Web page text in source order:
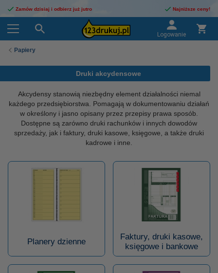
Zamów dzisiaj i odbierz już jutro Najniższe ceny!
Logowanie
Papiery
Druki akcydensowe
Akcydensy stanowią niezbędny element działalności niemal
każdego przedsiębiorstwa. Pomagają w dokumentowaniu działań
w określony i jasno opisany przez przepisy prawa sposób.
Dostępne są zarówno druki rachunków i innych dowodów
sprzedaży, jak i faktury, druki kasowe, księgowe, a także druki
kadrowe i inne.
Planery dzienne
Faktury, druki kasowe,
księgowe i bankowe